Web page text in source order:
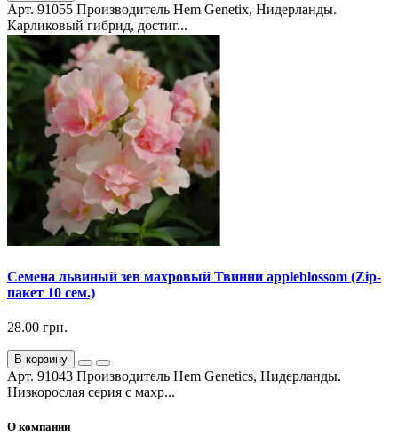
Арт. 91055 Производитель Hem Genetix, Нидерланды.
Карликовый гибрид, достиг...
Семена львиный зев махровый Твинни appleblossom (Zip-
пакет 10 сем.)
28.00 грн.
В корзину
Арт. 91043 Производитель Hem Genetics, Нидерланды.
Низкорослая серия с махр...
О компании